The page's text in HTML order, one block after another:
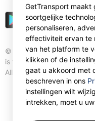
© Gettransport
is trademark of
All rights reserved.
GetTransport maakt
soortgelijke
personaliseren,
effectiviteit ervan te
van het platform te
klikken of de
gaat u akkoord met
beschreven in ons
instellingen wilt
intrekken, moet u